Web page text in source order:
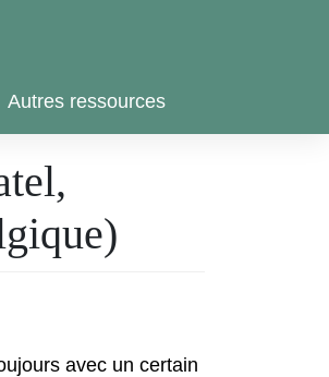
Autres ressources
avec un certain